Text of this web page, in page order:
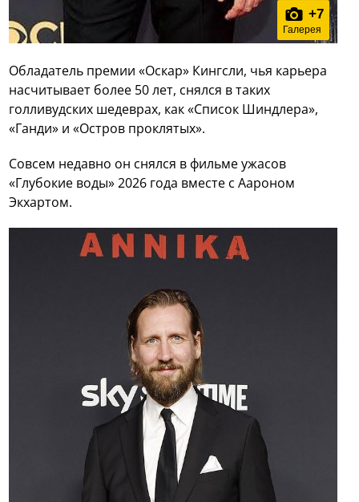
+7
Галерея
Обладатель премии «Оскар» Кингсли, чья карьера
насчитывает более 50 лет, снялся в таких
голливудских шедеврах, как «Список Шиндлера»,
«Ганди» и «Остров проклятых».
Совсем недавно он снялся в фильме ужасов
«Глубокие воды» 2026 года вместе с Аароном
Экхартом.